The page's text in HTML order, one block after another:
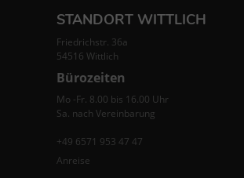
STANDORT WITTLICH
Friedrichstr. 36a
54516 Wittlich
Bürozeiten
Mo -Fr. 8.00 bis 16.00 Uhr
Sa. nach Vereinbarung
+49 6571 953 47 47
Anreise